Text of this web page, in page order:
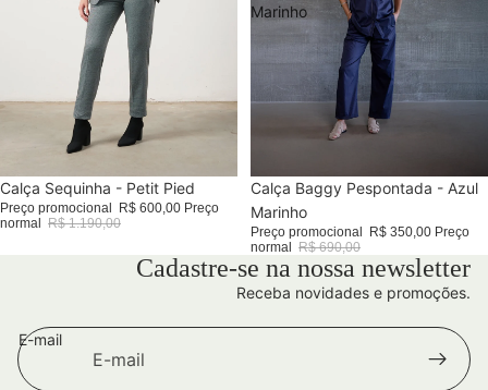
Promoção
Calça Sequinha - Petit Pied
Preço promocional R$ 600,00 Preço
normal
R$ 1.190,00
Marinho
Promoção
Calça Baggy Pespontada - Azul
Marinho
Preço promocional R$ 350,00 Preço
normal
R$ 690,00
Cadastre-se na nossa newsletter
Receba novidades e promoções.
E-mail